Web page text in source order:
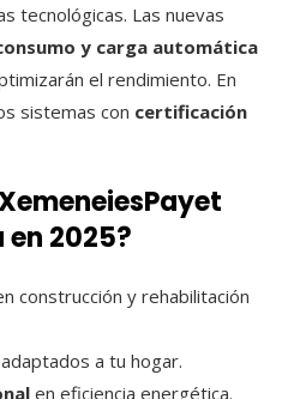
tecnológicas. Las nuevas
y carga automática
el rendimiento. En
sistemas con certificación
2025?
construcción y rehabilitación
adaptados a tu hogar.
en eficiencia energética.